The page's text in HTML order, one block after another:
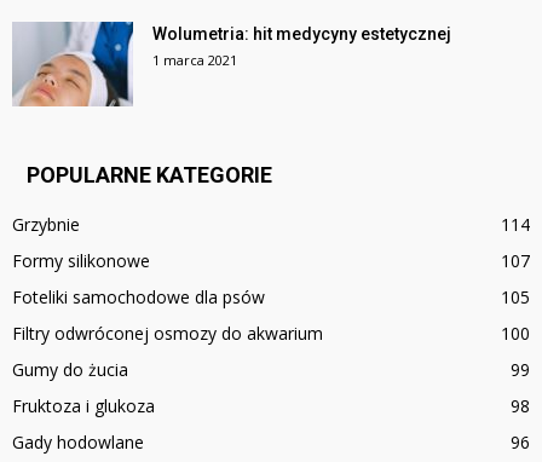
Wolumetria: hit medycyny estetycznej
1 marca 2021
POPULARNE KATEGORIE
Grzybnie
114
Formy silikonowe
107
Foteliki samochodowe dla psów
105
Filtry odwróconej osmozy do akwarium
100
Gumy do żucia
99
Fruktoza i glukoza
98
Gady hodowlane
96